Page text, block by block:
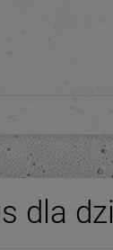
dla